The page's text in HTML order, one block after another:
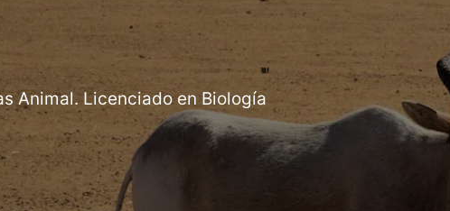
Animal. Licenciado en Biología